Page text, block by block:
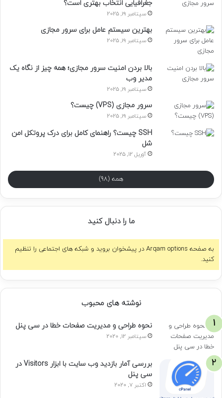
جغرافیایی انتخاب بهتری است؟
سپتامبر 19, 2025
بهترین سیستم عامل برای سرور مجازی
سپتامبر 19, 2025
بالا بردن امنیت سرور مجازی؛ همه چیز از نگاه یک
مدیر وب
سپتامبر 19, 2025
سرور مجازی (VPS) چیست؟
سپتامبر 19, 2025
SSH چیست؟ راهنمای کامل برای درک پروتکل امن
شل
آوریل 12, 2025
همه (98)
ما را دنبال کنید
به صفحه Arqam options در پیشخوان بروید و شبکه های اجتماعی را تنظیم
کنید.
نوشته های محبوب
نحوه طراحی و مدیریت صفحات خطا در سی پنل
سپتامبر 12, 2020
بررسی آمار بازدید وب سایت با ابزار Visitors در
سی پنل
اکتبر 7, 2020